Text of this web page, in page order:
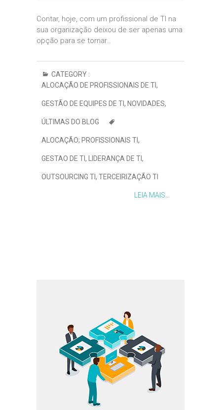
Contar, hoje, com um profissional de TI na
sua organização deixou de ser apenas uma
opção para se tornar…
CATEGORY :
ALOCAÇÃO DE PROFISSIONAIS DE TI,
GESTÃO DE EQUIPES DE TI, NOVIDADES,
ÚLTIMAS DO BLOG
ALOCAÇÃO; PROFISSIONAIS TI,
GESTAO DE TI, LIDERANÇA DE TI,
OUTSOURCING TI, TERCEIRIZAÇÃO TI
LEIA MAIS...